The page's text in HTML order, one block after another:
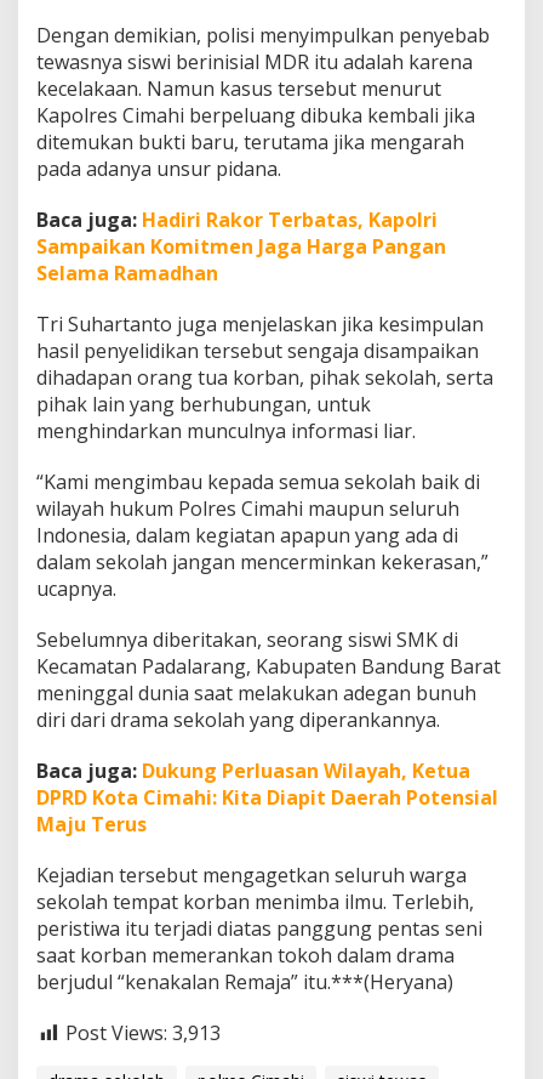
Dengan demikian, polisi menyimpulkan penyebab
tewasnya siswi berinisial MDR itu adalah karena
kecelakaan. Namun kasus tersebut menurut
Kapolres Cimahi berpeluang dibuka kembali jika
ditemukan bukti baru, terutama jika mengarah
pada adanya unsur pidana.
Baca juga: Hadiri Rakor Terbatas, Kapolri
Sampaikan Komitmen Jaga Harga Pangan
Selama Ramadhan
Tri Suhartanto juga menjelaskan jika kesimpulan
hasil penyelidikan tersebut sengaja disampaikan
dihadapan orang tua korban, pihak sekolah, serta
pihak lain yang berhubungan, untuk
menghindarkan munculnya informasi liar.
“Kami mengimbau kepada semua sekolah baik di
wilayah hukum Polres Cimahi maupun seluruh
Indonesia, dalam kegiatan apapun yang ada di
dalam sekolah jangan mencerminkan kekerasan,”
ucapnya.
Sebelumnya diberitakan, seorang siswi SMK di
Kecamatan Padalarang, Kabupaten Bandung Barat
meninggal dunia saat melakukan adegan bunuh
diri dari drama sekolah yang diperankannya.
Baca juga: Dukung Perluasan Wilayah, Ketua
DPRD Kota Cimahi: Kita Diapit Daerah Potensial
Maju Terus
Kejadian tersebut mengagetkan seluruh warga
sekolah tempat korban menimba ilmu. Terlebih,
peristiwa itu terjadi diatas panggung pentas seni
saat korban memerankan tokoh dalam drama
berjudul “kenakalan Remaja” itu.***(Heryana)
Post Views: 3,913